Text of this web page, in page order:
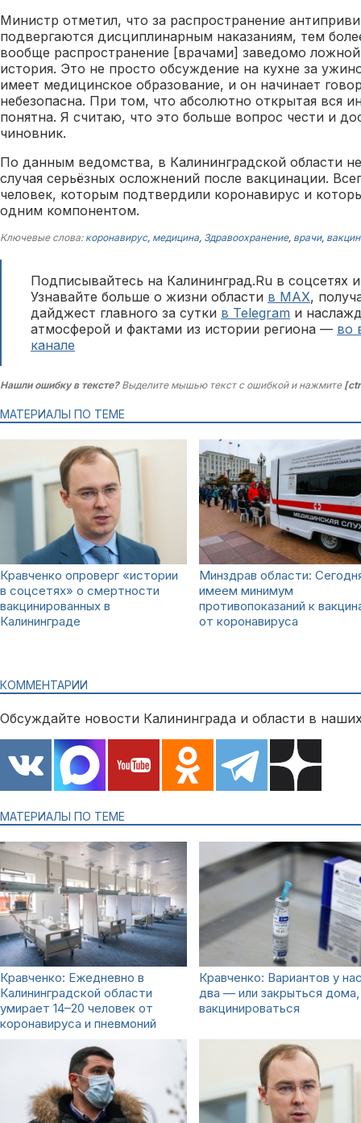
Министр отметил, что за распространение
подвергаются дисциплинарным наказаниям, тем
вообще распространение [врачами] заведомо
история. Это не просто обсуждение на кухне за
имеет медицинское образование, и он начинает
небезопасна. При том, что абсолютно открытая вся
понятна. Я считаю, что это больше вопрос чести и
чиновник.
По данным ведомства, в Калининградской области
случая серьёзных осложнений после вакцинации.
человек, которым подтвердили коронавирус и
одним компонентом.
Ключевые слова: коронавирус, медицина, Здравоохранение, врачи,
Подписывайтесь на Калининград.Ru в соцсетях
Узнавайте больше о жизни области в MAX,
дайджест главного за сутки в Telegram и
атмосферой и фактами из истории региона — во
канале
Нашли ошибку в тексте?Выделите мышью текст с ошибкой и нажмите
МАТЕРИАЛЫ ПО ТЕМЕ
Кравченко опроверг «истории
в соцсетях» о смертности
вакцинированных в
Калининграде
Минздрав области:
имеем минимум
противопоказаний к
от коронавируса
КОММЕНТАРИИ
Обсуждайте новости Калининграда и области в
МАТЕРИАЛЫ ПО ТЕМЕ
Кравченко: Ежедневно в
Калининградской области
умирает 14–20 человек от
коронавируса и пневмоний
Кравченко: Вариантов у
два — или закрыться дома,
вакцинироваться